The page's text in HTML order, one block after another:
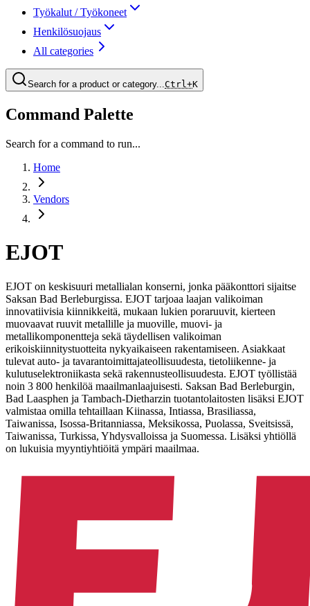
Työkalut / Työkoneet
Henkilösuojaus
All categories
Search for a product or category...Ctrl+K
Command Palette
Search for a command to run...
Home
Vendors
EJOT
EJOT on keskisuuri metallialan konserni, jonka pääkonttori sijaitse
Saksan Bad Berleburgissa. EJOT tarjoaa laajan valikoiman
innovatiivisia kiinnikkeitä, mukaan lukien poraruuvit, kierteen
muovaavat ruuvit metallille ja muoville, muovi- ja
metallikomponentteja sekä täydellisen valikoiman
erikoiskiinnitystuotteita nykyaikaiseen rakentamiseen. Asiakkaat
tulevat auto- ja tavarantoimittajateollisuudesta, tietoliikenne- ja
kulutuselektroniikasta sekä rakennusteollisuudesta. EJOT työllistää
noin 3 800 henkilöä maailmanlaajuisesti. Saksan Bad Berleburgin,
Bad Laasphen ja Tambach-Dietharzin tuotantolaitosten lisäksi EJOT
valmistaa omilla tehtaillaan Kiinassa, Intiassa, Brasiliassa,
Taiwanissa, Isossa-Britanniassa, Meksikossa, Puolassa, Sveitsissä,
Taiwanissa, Turkissa, Yhdysvalloissa ja Suomessa. Lisäksi yhtiöllä
on lukuisia myyntiyhtiöitä ympäri maailmaa.